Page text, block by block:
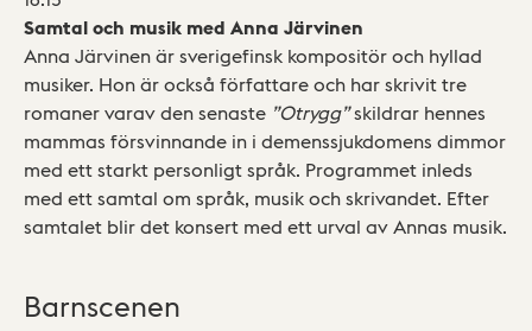
Samtal och musik med Anna Järvinen
Anna Järvinen är sverigefinsk kompositör och hyllad
musiker. Hon är också författare och har skrivit tre
romaner varav den senaste ”Otrygg”skildrar hennes
mammas försvinnande in i demenssjukdomens dimmor
med ett starkt personligt språk. Programmet inleds
med ett samtal om språk, musik och skrivandet. Efter
samtalet blir det konsert med ett urval av Annas musik.
Barnscenen